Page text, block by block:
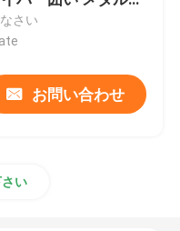
します！
さい
お問い合わせ
い